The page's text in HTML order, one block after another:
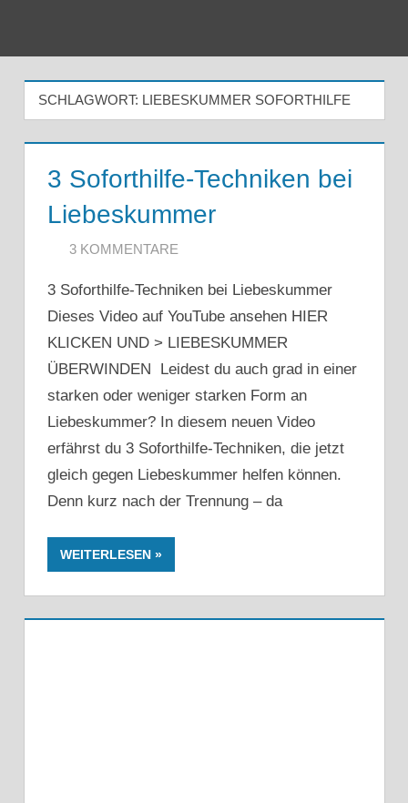
SCHLAGWORT: LIEBESKUMMER SOFORTHILFE
3 Soforthilfe-Techniken bei
Liebeskummer
3. DEZEMBER 2020
ARTKOLMAI@GMAIL.COM
3 KOMMENTARE
3 Soforthilfe-Techniken bei Liebeskummer
Dieses Video auf YouTube ansehen HIER
KLICKEN UND > LIEBESKUMMER
ÜBERWINDEN Leidest du auch grad in einer
starken oder weniger starken Form an
Liebeskummer? In diesem neuen Video
erfährst du 3 Soforthilfe-Techniken, die jetzt
gleich gegen Liebeskummer helfen können.
Denn kurz nach der Trennung – da
WEITERLESEN